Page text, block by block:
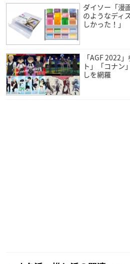
ダイソー「漫
のようなディ
しかった！」
「AGF 2022
ト」「コナン
しを網羅